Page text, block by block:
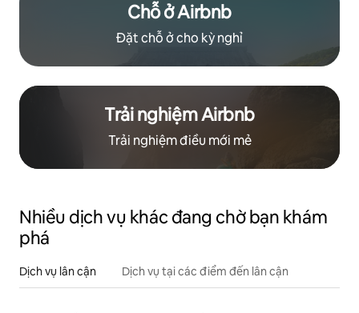
Chỗ ở Airbnb
Đặt chỗ ở cho kỳ nghỉ
Trải nghiệm Airbnb
Trải nghiệm điều mới mẻ
Nhiều dịch vụ khác đang chờ bạn khám
phá
Dịch vụ lân cận Dịch vụ tại các điểm đến lân cận